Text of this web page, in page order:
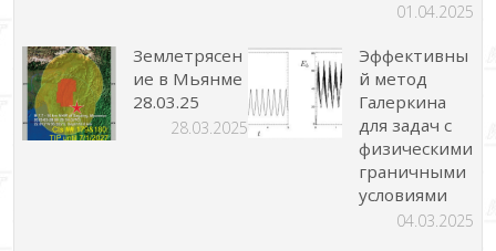
01.04.2025
Землетрясен
ие в Мьянме
28.03.25
28.03.2025
Эффективны
й метод
Галеркина
для задач с
физическими
граничными
условиями
04.03.2025